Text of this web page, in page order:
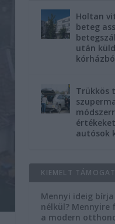
Holtan
beteg
után
Trükkös
autósok
KIEMELT
Mennyi ideig
nélkül?
a modern